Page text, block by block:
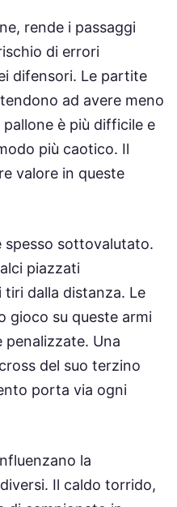
rende i passaggi
di errori
difensori. Le partite
ad avere meno
è più difficile e
più caotico. Il
valore in queste
sottovalutato.
piazzati
tiri dalla distanza. Le
gioco su queste armi
penalizzate. Una
del suo terzino
porta via ogni
la
Il caldo torrido,